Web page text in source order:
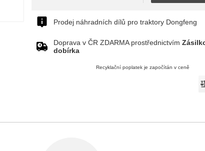
Prodej náhradních dílů pro traktory Dongfeng
Doprava v ČR ZDARMA prostřednictvím
dobírka
Recyklační poplatek je započítán v ceně